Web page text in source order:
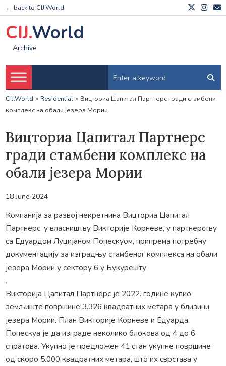
← back to CIJ.World
CIJ.World
Archive
CIJ.World > Residential> Вицториа Цапитал Партнерс гради стамбени
комплекс на обали језера Мории
Вицториа Цапитал Партнерс
гради стамбени комплекс на
обали језера Мории
18 June 2024
Компанија за развој некретнина Вицториа Цапитал
Партнерс, у власништву Викторије Корневе, у партнерству
са Едуардом Луцијаном Попескуом, припрема потребну
документацију за изградњу стамбеног комплекса на обали
језера Мории у сектору 6 у Букурешту
.
Викторија Цапитал Партнерс је 2022. године купио
земљиште површине 3.326 квадратних метара у близини
језера Мории. План Викторије Корневе и Едуарда
Попескуа је да изграде неколико блокова од 4 до 6
спратова. Укупно је предложен 41 стан укупне површине
од скоро 5.000 квадратних метара, што их сврстава у